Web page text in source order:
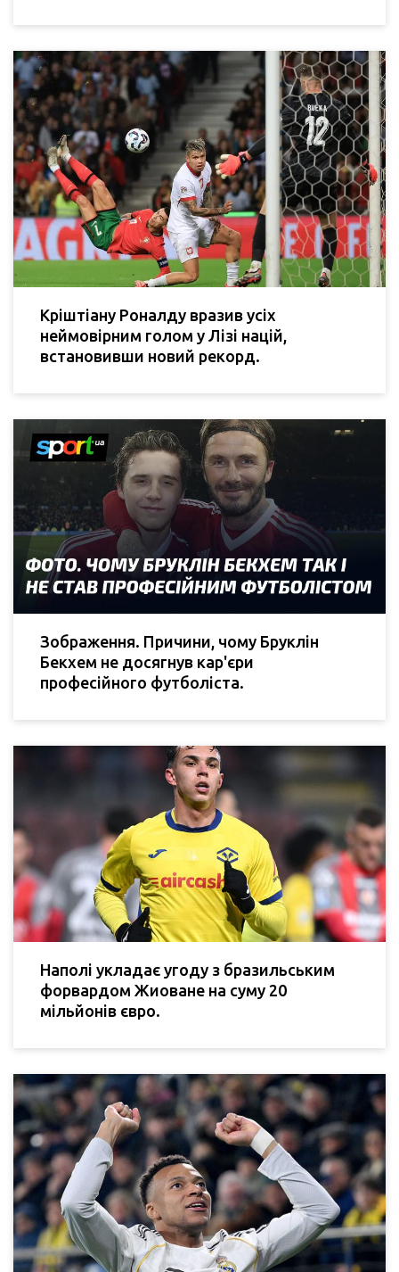
Кріштіану Роналду вразив усіх
неймовірним голом у Лізі націй,
встановивши новий рекорд.
Зображення. Причини, чому Бруклін
Бекхем не досягнув кар'єри
професійного футболіста.
Наполі укладає угоду з бразильським
форвардом Жиоване на суму 20
мільйонів євро.